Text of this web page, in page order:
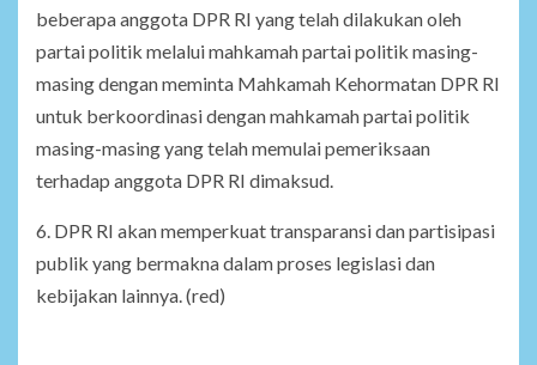
beberapa anggota DPR RI yang telah dilakukan oleh
partai politik melalui mahkamah partai politik masing-
masing dengan meminta Mahkamah Kehormatan DPR RI
untuk berkoordinasi dengan mahkamah partai politik
masing-masing yang telah memulai pemeriksaan
terhadap anggota DPR RI dimaksud.
6. DPR RI akan memperkuat transparansi dan partisipasi
publik yang bermakna dalam proses legislasi dan
kebijakan lainnya. (red)